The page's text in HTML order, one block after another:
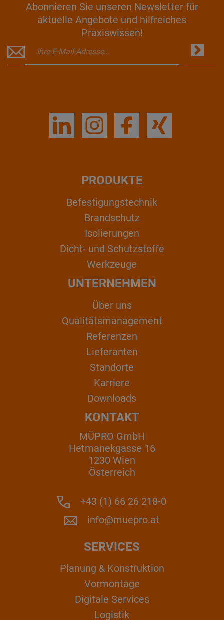
Abonnieren Sie unseren Newsletter für
aktuelle Angebote und hilfreiches
Praxiswissen!
PRODUKTE
Befestigungstechnik
Brandschutz
Isolierungen
Dicht- und Schutzstoffe
Werkzeuge
UNTERNEHMEN
Über uns
Qualitätsmanagement
Referenzen
Lieferanten
Standorte
Karriere
Downloads
KONTAKT
MÜPRO GmbH
Hetmanekgasse 16
1230 Wien
Österreich
+43 (1) 66 26 218-0
info@muepro.at
SERVICES
Planung & Konstruktion
Vormontage
Digitale Services
Logistik